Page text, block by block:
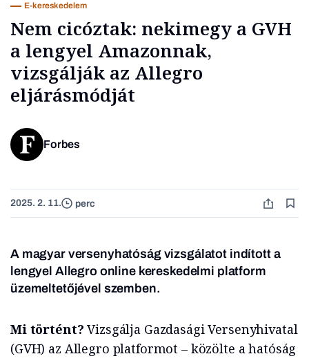
Üzlet
E-kereskedelem
Nem cicóztak: nekimegy a GVH
a lengyel Amazonnak,
vizsgálják az Allegro
eljárásmódját
Forbes
2025. 2. 11. perc
A magyar versenyhatóság vizsgálatot indított a
lengyel Allegro online kereskedelmi platform
üzemeltetőjével szemben.
Mi történt?Vizsgálja Gazdasági Versenyhivatal
(GVH) az Allegro platformot – közölte a hatóság